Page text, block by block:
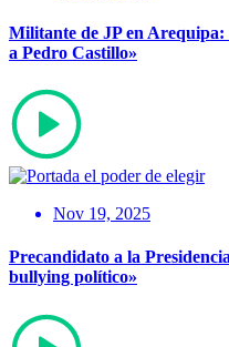
Militante de JP en Arequipa:
a Pedro Castillo»
Nov 19, 2025
Precandidato a la
bullying político»